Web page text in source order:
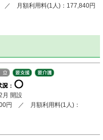
／ 月額利用料(1人)：177,840円
開設
円 ／ 月額利用料(1人)：